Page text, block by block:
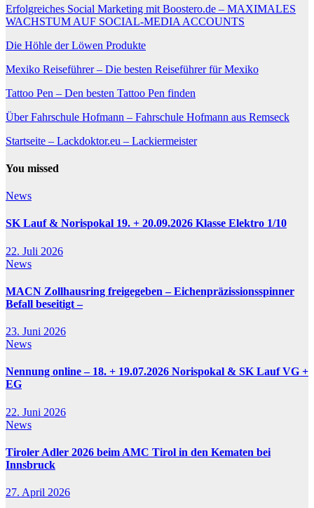
Erfolgreiches Social Marketing mit Boostero.de – MAXIMALES
WACHSTUM AUF SOCIAL-MEDIA ACCOUNTS
Die Höhle der Löwen Produkte
Mexiko Reiseführer – Die besten Reiseführer für Mexiko
Tattoo Pen – Den besten Tattoo Pen finden
Über Fahrschule Hofmann – Fahrschule Hofmann aus Remseck
Startseite – Lackdoktor.eu – Lackiermeister
You missed
News
SK Lauf & Norispokal 19. + 20.09.2026 Klasse Elektro 1/10
22. Juli 2026
News
MACN Zollhausring freigegeben – Eichenpräzissionsspinner
Befall beseitigt –
23. Juni 2026
News
Nennung online – 18. + 19.07.2026 Norispokal & SK Lauf VG +
EG
22. Juni 2026
News
Tiroler Adler 2026 beim AMC Tirol in den Kematen bei
Innsbruck
27. April 2026